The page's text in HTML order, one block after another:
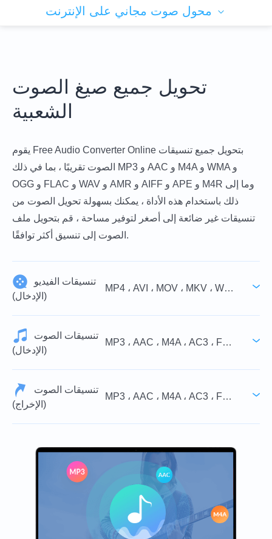
محول صوت مجاني على الإنترنت
تحويل جميع صيغ الصوت
الشعبية
يقوم Free Audio Converter Online بتحويل جميع تنسيقات
الصوت تقريبًا ، بما في ذلك MP3 و AAC و M4A و WMA و
OGG و FLAC و WAV و AMR و AIFF و APE و M4R وما إلى
ذلك باستخدام هذه الأداة ، يمكنك بسهولة تحويل الصوت من
تنسيقات غير ضائعة إلى أصغر لتوفير مساحة ، قم بتحويل ملف
الصوت إلى تنسيق أكثر توافقًا.
تنسيقات الفيديو
(الإدخال)
MP4 ، AVI ، MOV ، MKV ، WMV ، M4V ، FLV ، WebM ، VOB ، 3GP ، MPG ، MPEG ، TS ، MTS ، M2TS ، TRP ، TOD ، MOD ، RMVB ، RM ، DAT
تنسيقات الصوت
(الإدخال)
MP3 ، AAC ، M4A ، AC3 ، FLAC ، WMA ، WAV ، AIFF ، M4B ، M4R ، MKA ، MP2 ، OGG ، APE ، RA ، RAM
تنسيقات الصوت
(الإخراج)
MP3 ، AAC ، M4A ، AC3 ، FLAC ، WMA ، WAV ، AIFF ، M4B ، M4R ، MKA